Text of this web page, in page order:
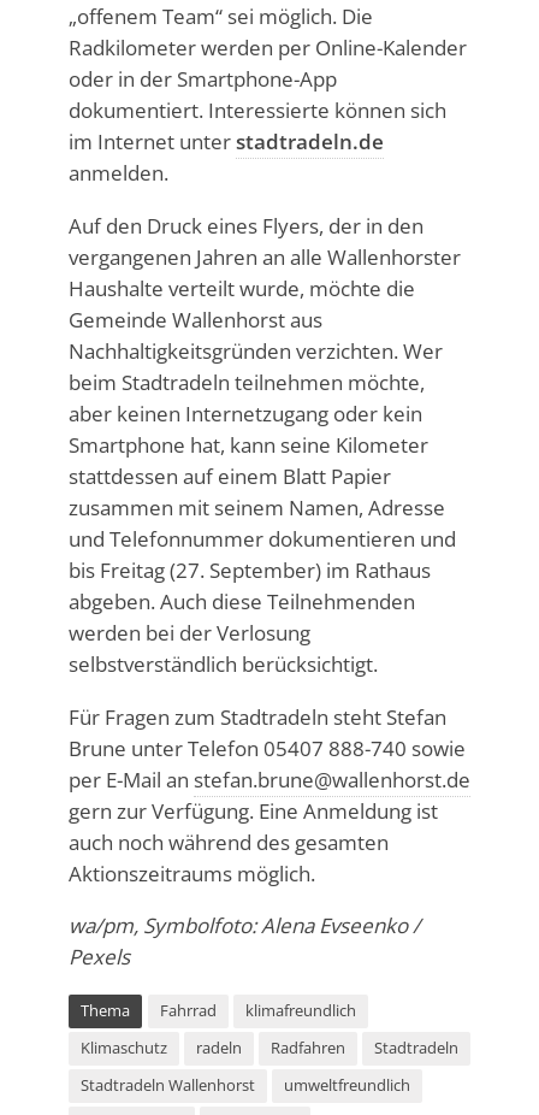
„offenem Team“ sei möglich. Die
Radkilometer werden per Online-Kalender
oder in der Smartphone-App
dokumentiert. Interessierte können sich
im Internet unterstadtradeln.de
anmelden.
Auf den Druck eines Flyers, der in den
vergangenen Jahren an alle Wallenhorster
Haushalte verteilt wurde, möchte die
Gemeinde Wallenhorst aus
Nachhaltigkeitsgründen verzichten. Wer
beim Stadtradeln teilnehmen möchte,
aber keinen Internetzugang oder kein
Smartphone hat, kann seine Kilometer
stattdessen auf einem Blatt Papier
zusammen mit seinem Namen, Adresse
und Telefonnummer dokumentieren und
bis Freitag (27. September) im Rathaus
abgeben. Auch diese Teilnehmenden
werden bei der Verlosung
selbstverständlich berücksichtigt.
Für Fragen zum Stadtradeln steht Stefan
Brune unter Telefon 05407 888-740 sowie
per E-Mail an stefan.brune@wallenhorst.de
gern zur Verfügung. Eine Anmeldung ist
auch noch während des gesamten
Aktionszeitraums möglich.
wa/pm, Symbolfoto: Alena Evseenko /
Pexels
Thema Fahrrad
klimafreundlich
Klimaschutz
radeln Radfahren
Stadtradeln
Stadtradeln Wallenhorst
umweltfreundlich